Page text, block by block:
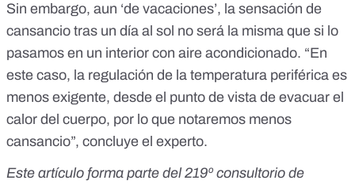
Sin embargo, aun ‘de vacaciones’, la sensación de
cansancio tras un día al sol no será la misma que si lo
pasamos en un interior con aire acondicionado. “En
este caso, la regulación de la temperatura periférica es
menos exigente, desde el punto de vista de evacuar el
calor del cuerpo, por lo que notaremos menos
cansancio”, concluye el experto.
Este artículo forma parte del219º consultorio de